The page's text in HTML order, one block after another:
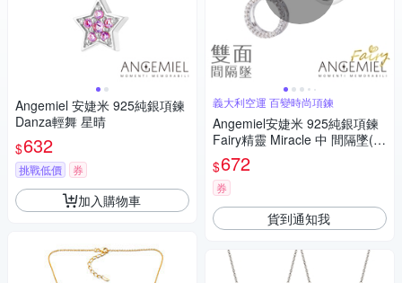
Angemiel 安婕米 925純銀項鍊
Danza輕舞 星晴
$632
挑戰低價 券
加入購物車
義大利空運 百變時尚項鍊
Angemiel安婕米 925純銀項鍊
Fairy精靈 Miracle 中 間隔墜(白
鑽.銀)
$672
券
貨到通知我